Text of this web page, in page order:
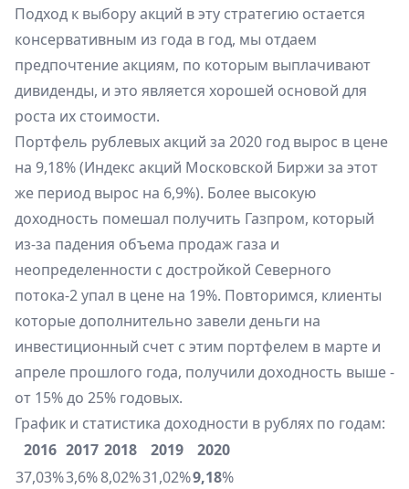
Подход к выбору акций в эту стратегию остается
консервативным из года в год, мы отдаем
предпочтение акциям, по которым выплачивают
дивиденды, и это является хорошей основой для
роста их стоимости.
Портфель рублевых акций за 2020 год вырос в цене
на 9,18% (Индекс акций Московской Биржи за этот
же период вырос на 6,9%). Более высокую
доходность помешал получить Газпром, который
из-за падения объема продаж газа и
неопределенности с достройкой Северного
потока-2 упал в цене на 19%. Повторимся, клиенты
которые дополнительно завели деньги на
инвестиционный счет с этим портфелем в марте и
апреле прошлого года, получили доходность выше -
от 15% до 25% годовых.
График и статистика доходности в рублях по годам:
2016 2017 2018 2019
2020
37,03%3,6%8,02%31,02%9,18%